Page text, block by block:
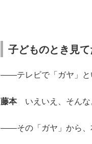
子どものとき見
――テレビで「ガヤ」と
藤本いえいえ、そんな
――その「ガヤ」から、